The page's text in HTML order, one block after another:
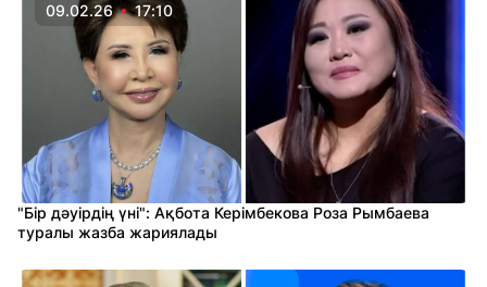
09.02.26 17:10
"Бір дәуірдің үні": Ақбота Керімбекова Роза Рымбаева
туралы жазба жариялады